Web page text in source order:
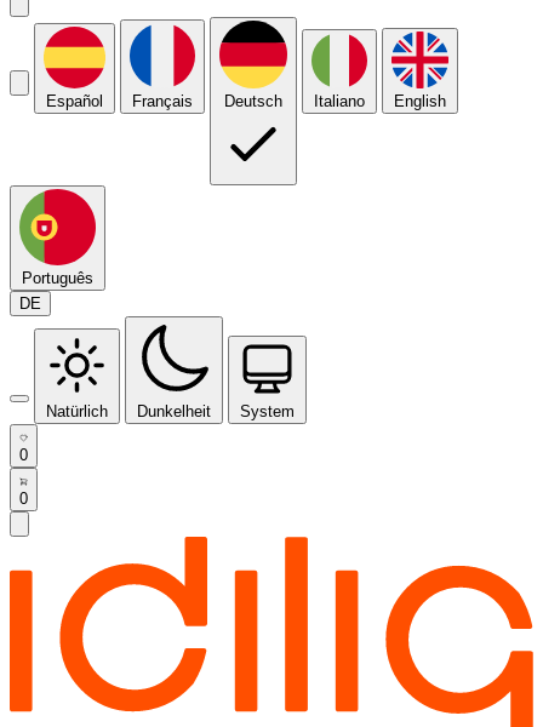
Español Français Deutsch Italiano English
Português
DE
Natürlich Dunkelheit System
0
0